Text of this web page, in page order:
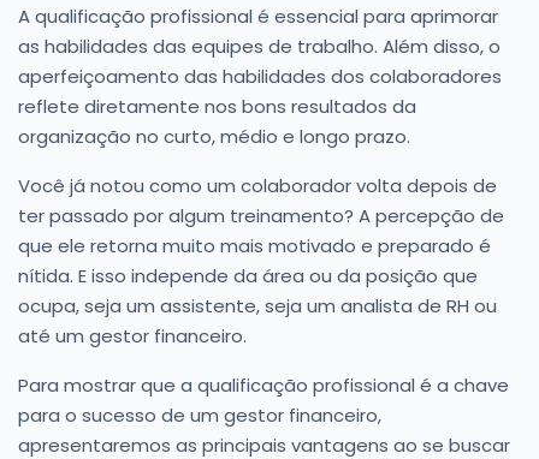
A qualificação profissional é essencial para aprimorar
as habilidades das equipes de trabalho. Além disso, o
aperfeiçoamento das habilidades dos colaboradores
reflete diretamente nos bons resultados da
organização no curto, médio e longo prazo.
Você já notou como um colaborador volta depois de
ter passado por algum treinamento? A percepção de
que ele retorna muito mais motivado e preparado é
nítida. E isso independe da área ou da posição que
ocupa, seja um assistente, seja um analista de RH ou
até um gestor financeiro.
Para mostrar que a qualificação profissional é a chave
para o sucesso de um gestor financeiro,
apresentaremos as principais vantagens ao se buscar